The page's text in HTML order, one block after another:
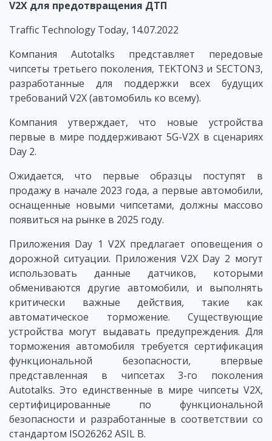
V2X для предотвращения ДТП
Traffic Technology Today, 14.07.2022
Компания Autotalks представляет передовые
чипсеты третьего поколения, TEKTON3 и SECTON3,
разработанные для поддержки всех будущих
требований V2X (автомобиль ко всему).
Компания утверждает, что новые устройства
первые в мире поддерживают 5G-V2X в сценариях
Day 2.
Ожидается, что первые образцы поступят в
продажу в начале 2023 года, а первые автомобили,
оснащенные новыми чипсетами, должны массово
появиться на рынке в 2025 году.
Приложения Day 1 V2X предлагает оповещения о
дорожной ситуации. Приложения V2X Day 2 могут
использовать данные датчиков, которыми
обмениваются другие автомобили, и выполнять
критически важные действия, такие как
автоматическое торможение. Существующие
устройства могут выдавать предупреждения. Для
торможения автомобиля требуется сертификация
функциональной безопасности, впервые
представленная в чипсетах 3-го поколения
Autotalks. Это единственные в мире чипсеты V2X,
сертифицированные по функциональной
безопасности и разработанные в соответствии со
стандартом ISO26262 ASIL B.